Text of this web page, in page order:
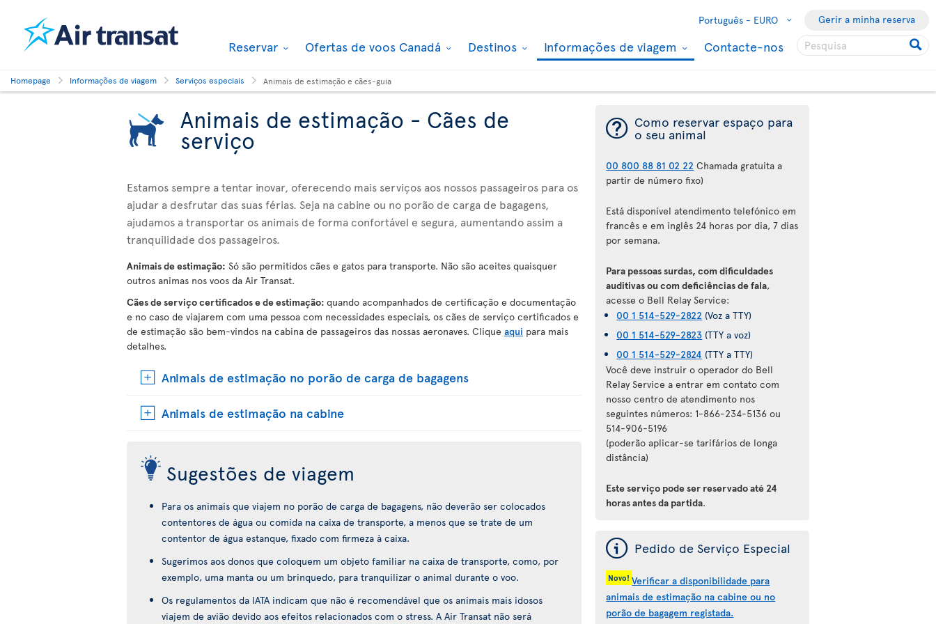
Português - EURO Gerir a minha reserva
Reservar Ofertas de voos Canadá Destinos Informações de viagem Contacte-nos
Homepage Informações de viagem Serviços especiais Animais de estimação e cães-guia
Animais de estimação - Cães de
serviço
Estamos sempre a tentar inovar, oferecendo mais serviços aos nossos passageiros para os
ajudar a desfrutar das suas férias. Seja na cabine ou no porão de carga de bagagens,
ajudamos a transportar os animais de forma confortável e segura, aumentando assim a
tranquilidade dos passageiros.
Animais de estimação: Só são permitidos cães e gatos para transporte. Não são aceites quaisquer
outros animas nos voos da Air Transat.
Cães de serviço certificados e de estimação: quando acompanhados de certificação e documentação
e no caso de viajarem com uma pessoa com necessidades especiais, os cães de serviço certificados e
de estimação são bem-vindos na cabina de passageiros das nossas aeronaves. Clique aqui para mais
detalhes.
Animais de estimação no porão de carga de bagagens
Animais de estimação na cabine
Sugestões de viagem
Para os animais que viajem no porão de carga de bagagens, não deverão ser colocados
contentores de água ou comida na caixa de transporte, a menos que se trate de um
contentor de água estanque, fixado com firmeza à caixa.
Sugerimos aos donos que coloquem um objeto familiar na caixa de transporte, como, por
exemplo, uma manta ou um brinquedo, para tranquilizar o animal durante o voo.
Os regulamentos da IATA indicam que não é recomendável que os animais mais idosos
viajem de avião devido aos efeitos relacionados com o stress. A Air Transat não será
¯ Como reservar espaço para
o seu animal
00 800 88 81 02 22 Chamada gratuita a
partir de número fixo)
Está disponível atendimento telefónico em
francês e em inglês 24 horas por dia, 7 dias
por semana.
Para pessoas surdas, com dificuldades
auditivas ou com deficiências de fala,
acesse o Bell Relay Service:
00 1 514-529-2822 (Voz a TTY)
00 1 514-529-2823 (TTY a voz)
00 1 514-529-2824 (TTY a TTY)
Você deve instruir o operador do Bell
Relay Service a entrar em contato com
nosso centro de atendimento nos
seguintes números: 1-866-234-5136 ou
514-906-5196
(poderão aplicar-se tarifários de longa
distância)
Este serviço pode ser reservado até 24
horas antes da partida.
ý Pedido de Serviço Especial
Novo! Verificar a disponibilidade para
animais de estimação na cabine ou no
porão de bagagem registada.